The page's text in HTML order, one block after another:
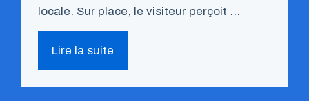
locale. Sur place, le visiteur perçoit …
Lire la suite